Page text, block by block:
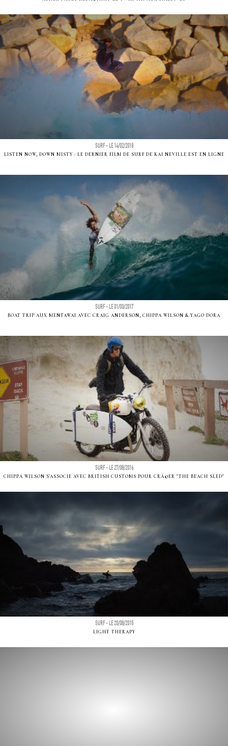
SURF - LE 14/02/2018
LISTEN NOW, DOWN MISTY : LE DERNIER FILM DE SURF DE KAI NEVILLE EST EN LIGNE
SURF - LE 01/03/2017
BOAT TRIP AUX MENTAWAI AVEC CRAIG ANDERSON, CHIPPA WILSON & YAGO DORA
SURF - LE 27/08/2016
CHIPPA WILSON S'ASSOCIE AVEC BRITISH CUSTOMS POUR CRÃ©ER "THE BEACH SLED"
SURF - LE 20/08/2015
LIGHT THERAPY